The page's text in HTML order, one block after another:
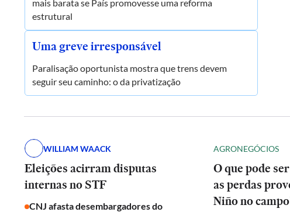
mais barata se País promovesse uma reforma
estrutural
Uma greve irresponsável
Paralisação oportunista mostra que trens devem
seguir seu caminho: o da privatização
WILLIAM WAACK
Eleições acirram disputas
internas no STF
CNJ afasta desembargadores do
AGRONEGÓCIOS
O que pode
as perdas
Niño no